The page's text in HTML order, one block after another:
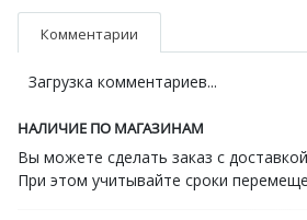
Комментарии
Загрузка комментариев...
НАЛИЧИЕ ПО МАГАЗИНАМ
Вы можете сделать заказ с
При этом учитывайте сроки